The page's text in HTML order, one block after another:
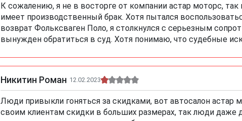
К сожалению, я не в восторге от компании астар моторс,
имеет производственный брак. Хотя пытался
возврат Фольксваген Поло, я столкнулся с серьезным
вынужден обратиться в суд. Хотя понимаю, что судебные
Никитин Роман 12.02.2023
Люди привыкли гоняться за скидками, вот автосалон астар
своим клиентам скидки в больших размерах, так люди даже